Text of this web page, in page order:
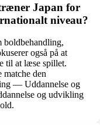
Japan for
niveau?
boldbehandling,
også på at
til at læse spillet.
den
— Uddannelse og
og udvikling